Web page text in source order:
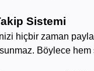
Sistemi
hiçbir zaman
Böylece